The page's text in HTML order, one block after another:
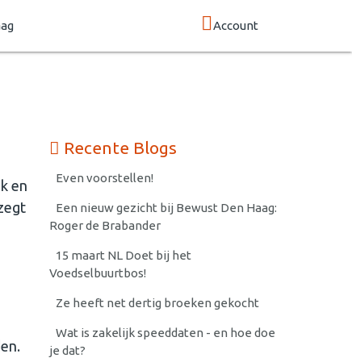
Account
en
Recente Blogs
Even voorstellen!
Een nieuw gezicht bij Bewust Den Haag:
Roger de Brabander
15 maart NL Doet bij het
Voedselbuurtbos!
Ze heeft net dertig broeken gekocht
Wat is zakelijk speeddaten - en hoe doe
je dat?